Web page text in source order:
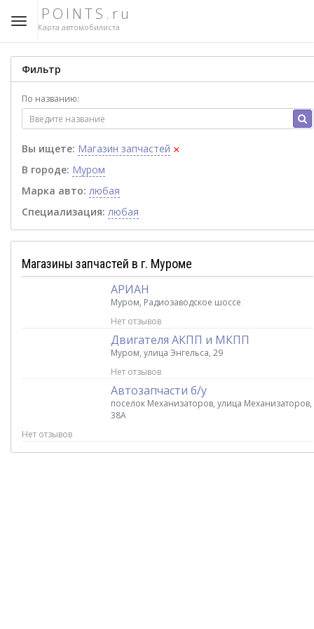
POINTS.ru
Карта автомобилиста
Фильтр
По названию:
Вы ищете: Магазин запчастей ×
В городе: Муром
Марка авто: любая
Специализация: любая
Магазины запчастей в г. Муроме
АРИАН
Муром, Радиозаводское шоссе
Нет отзывов
Двигателя АКПП и МКПП
Муром, улица Энгельса, 29
Нет отзывов
Автозапчасти б/у
поселок Механизаторов, улица Механизаторов,
38А
Нет отзывов